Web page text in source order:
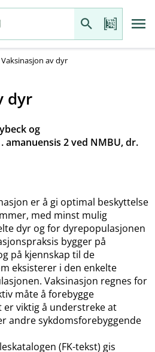
Vaksinasjon av dyr
dyr
og
amanuensis 2 ved NMBU, dr.
er å gi optimal beskyttelse
med minst mulig
dyr og for dyrepopulasjonen
bygger på
på kjennskap til de
eksisterer i den enkelte
Vaksinasjon regnes for
måte å forebygge
viktig å understreke at
andre sykdomsforebyggende
(FK-tekst) gis